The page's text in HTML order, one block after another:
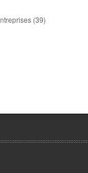
(39)